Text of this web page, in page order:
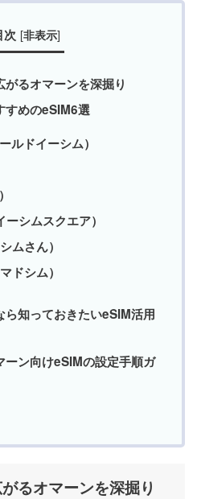
次 [非表示]
るオマーンを深掘り
すめのeSIM6選
ルドイーシム）
シムスクエア）
ムさん）
ドシム）
ら知っておきたいeSIM活用
ーン向けeSIMの設定手順ガ
るオマーンを深掘り